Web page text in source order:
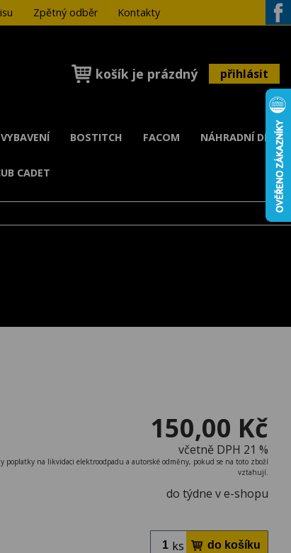
Zpětný odběr
Kontakty
košík je prázdný přihlásit
BOSTITCH FACOM NÁHRADNÍ DÍLY
CADET
150,00 Kč
včetně DPH 21 %
poplatky na likvidaci elektroodpadu a autorské odměny, pokud se na toto zboží
vztahují.
do týdne v e-shopu
ks